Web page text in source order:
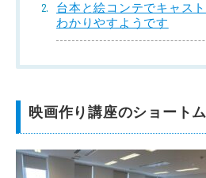
台本と絵コンテでキャス
わかりやすようです
映画作り講座のショート